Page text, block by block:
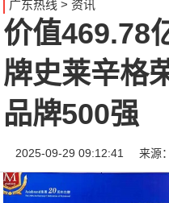
广东热线 > 资讯
价值469.78
牌史莱辛格
品牌500强
2025-09-29 09:12:41 来源：